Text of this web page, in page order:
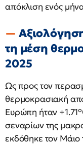
απόκλιση ενός
τη μέση
2025
Ως προς τον
θερμοκρασιακή
Ευρώπη ήταν
σεναρίων της
εκδόθηκε τον